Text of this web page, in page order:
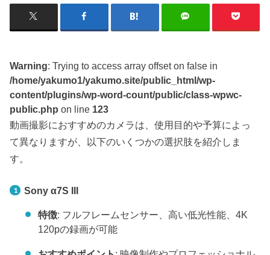
Warning: Trying to access array offset on false in
/home/yakumo1/yakumo.site/public_html/wp-
content/plugins/wp-word-count/public/class-wpwc-
public.php on line 123
動画撮影におすすめのカメラは、使用目的や予算によっ
て異なりますが、以下のいくつかの選択肢を紹介しま
す。
Sony α7S III
特徴: フルフレームセンサー、高い低光性能、4K
120pの録画が可能